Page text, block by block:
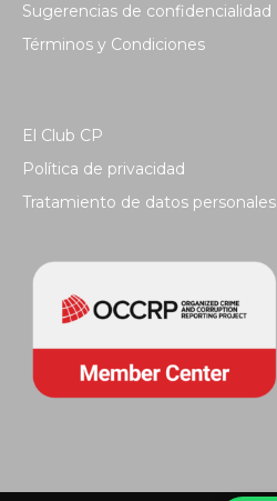
Sugerencias de confidencialidad
Términos y Condiciones
El Club CP
Política de privacidad
Tratamiento de datos personales